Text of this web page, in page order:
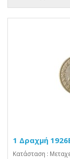
1 Δραχμή
Κατάσταση :